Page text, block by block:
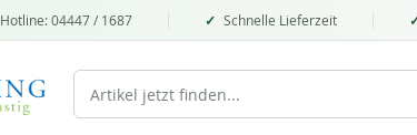
Hotline: 04447 / 1687 Schnelle Lieferzeit